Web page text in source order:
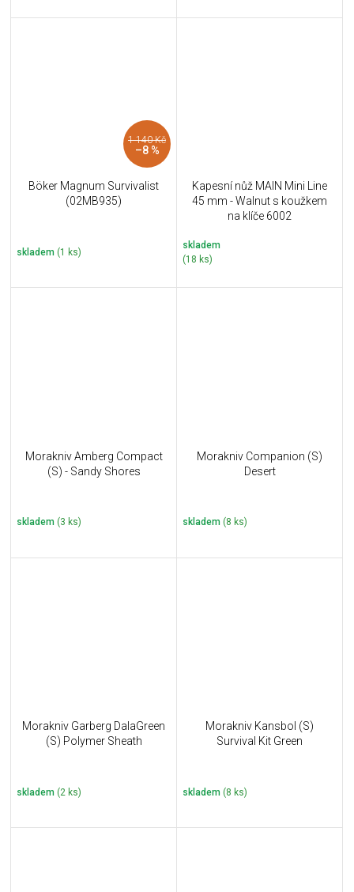
1 140 Kč
–8 %
Böker Magnum Survivalist
(02MB935)
skladem (1 ks)
Kapesní nůž MAIN Mini Line
45 mm - Walnut s koužkem
na klíče 6002
skladem
(18 ks)
Morakniv Amberg Compact
(S) - Sandy Shores
skladem (3 ks)
Morakniv Companion (S)
Desert
skladem (8 ks)
Morakniv Garberg DalaGreen
(S) Polymer Sheath
skladem (2 ks)
Morakniv Kansbol (S)
Survival Kit Green
skladem (8 ks)